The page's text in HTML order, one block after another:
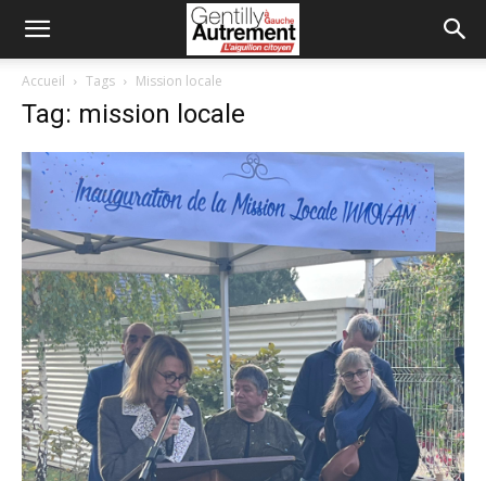
Accueil Tags Mission locale
Tag: mission locale